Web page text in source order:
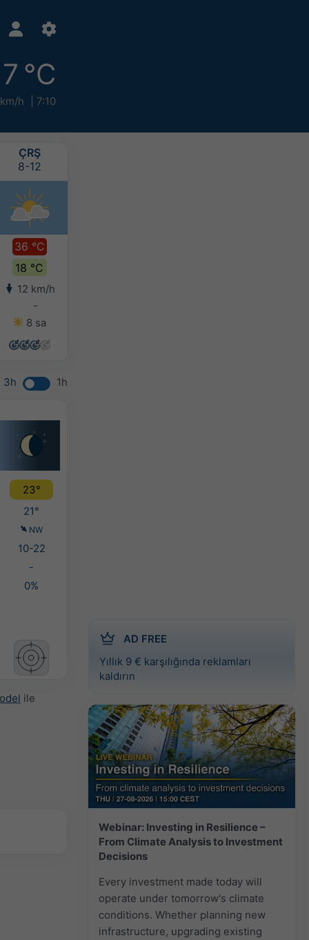
°C
h 7:10
AD FREE
Yıllık 9 € karşılığında reklamları
kaldırın
Webinar: Investing in Resilience –
From Climate Analysis to Investment
Decisions
Every investment made today will
operate under tomorrow's climate
conditions. Whether planning new
infrastructure, upgrading existing
ÇRŞ
8-12
36 °C
18 °C
12 km/h
-
8 sa
3h 1h
23°
21°
NW
10-22
-
0%
ile